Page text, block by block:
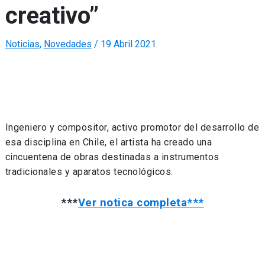
creativo”
Noticias, Novedades / 19 Abril 2021
Ingeniero y compositor, activo promotor del desarrollo de
esa disciplina en Chile, el artista ha creado una
cincuentena de obras destinadas a instrumentos
tradicionales y aparatos tecnológicos.
***Ver notica completa***